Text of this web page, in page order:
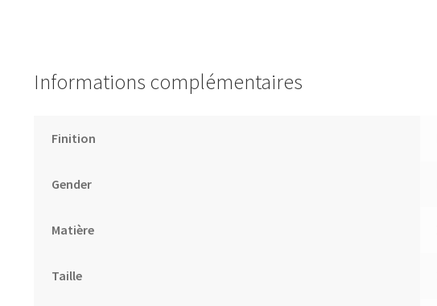
Informations complémentaires
Finition
Gender
Matière
Taille